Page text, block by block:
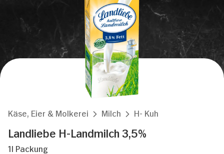
Käse, Eier & Molkerei Milch H- Kuh
Landliebe H-Landmilch 3,5%
1l Packung